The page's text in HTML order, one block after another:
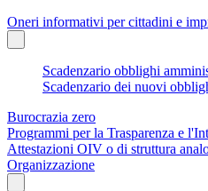
Oneri informativi per cittadini e
Scadenzario obblighi
Scadenzario dei nuovi
Burocrazia zero
Programmi per la Trasparenza e
Attestazioni OIV o di struttura
Organizzazione